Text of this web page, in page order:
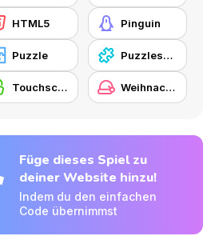
HTML5 Pinguin
Puzzle Puzzlespiel
Touchscreen Weihnachten
Füge dieses Spiel zu
deiner Website hinzu!
Indem du den einfachen
Code übernimmst